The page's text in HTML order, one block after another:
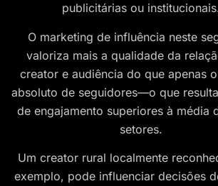
publicitárias ou
O marketing de influência neste
valoriza mais a qualidade da
creator e audiência do que apenas
absoluto de seguidores—o que
de engajamento superiores à média
setores.
Um creator rural localmente
exemplo, pode influenciar decisões